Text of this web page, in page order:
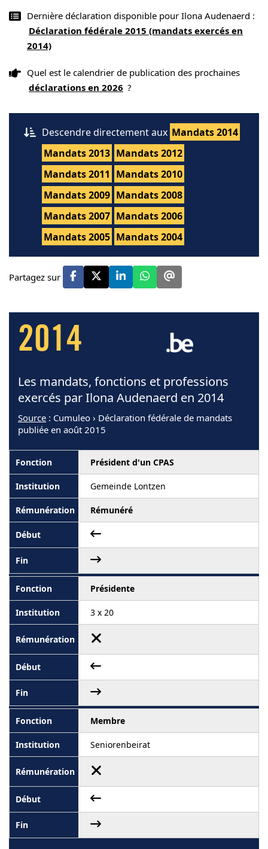
Dernière déclaration disponible pour Ilona Audenaerd :
Déclaration fédérale 2015 (mandats exercés en
2014)
Quel est le calendrier de publication des prochaines
déclarations en 2026 ?
Descendre directement aux Mandats 2014
Mandats 2013 Mandats 2012
Mandats 2011 Mandats 2010
Mandats 2009 Mandats 2008
Mandats 2007 Mandats 2006
Mandats 2005 Mandats 2004
Partagez sur
2014
Les mandats, fonctions et professions
exercés par Ilona Audenaerd en 2014
Source : Cumuleo › Déclaration fédérale de mandats
publiée en août 2015
Président d'un CPAS
Gemeinde Lontzen
Rémunéré
Présidente
3 x 20
Membre
Seniorenbeirat